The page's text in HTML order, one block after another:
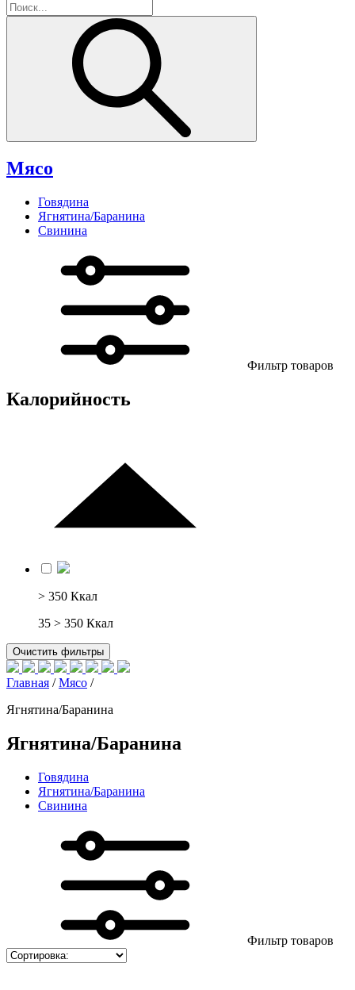
Мясо
Говядина
Ягнятина/Баранина
Свинина
Фильтр товаров
Калорийность
> 350 Ккал
35 > 350 Ккал
Очистить фильтры
Главная / Мясо /
Ягнятина/Баранина
Ягнятина/Баранина
Говядина
Ягнятина/Баранина
Свинина
Фильтр товаров